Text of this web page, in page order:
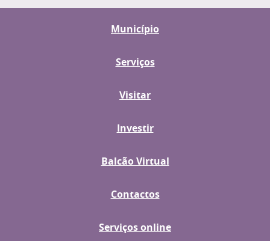
Município
Serviços
Visitar
Investir
Balcão Virtual
Contactos
Serviços online